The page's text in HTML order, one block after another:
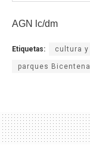
AGN lc/dm
Etiquetas: cultura y
parques